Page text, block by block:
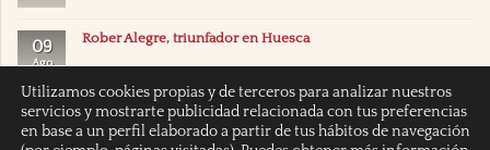
09
Ago
Rober Alegre, triunfador en Huesca
Utilizamos cookies propias y de terceros para analizar nuestros
servicios y mostrarte publicidad relacionada con tus preferencias
en base a un perfil elaborado a partir de tus hábitos de navegación